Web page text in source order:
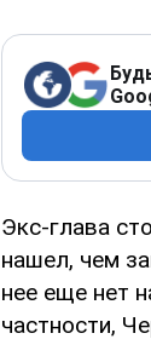
Экс-глава
нашел, чем
нее еще нет
частности,